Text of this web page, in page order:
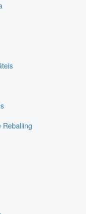
Reballing